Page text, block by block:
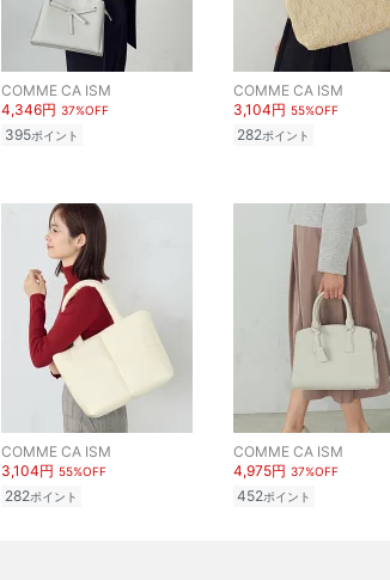
COMME CA ISM
4,346円 37%OFF
395ポイント
COMME CA ISM
3,104円 55%OFF
282ポイント
COMME CA ISM
3,104円 55%OFF
282ポイント
COMME CA ISM
4,975円 37%OFF
452ポイント